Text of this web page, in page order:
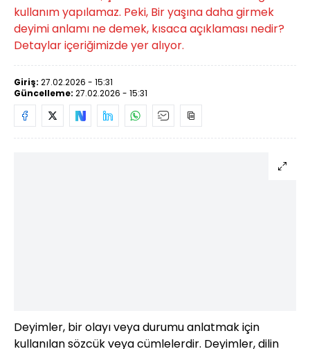
kullanım yapılamaz. Peki, Bir yaşına daha girmek
deyimi anlamı ne demek, kısaca açıklaması nedir?
Detaylar içeriğimizde yer alıyor.
Giriş: 27.02.2026 - 15:31
Güncelleme: 27.02.2026 - 15:31
Deyimler, bir olayı veya durumu anlatmak için
kullanılan sözcük veya cümlelerdir. Deyimler, dilin